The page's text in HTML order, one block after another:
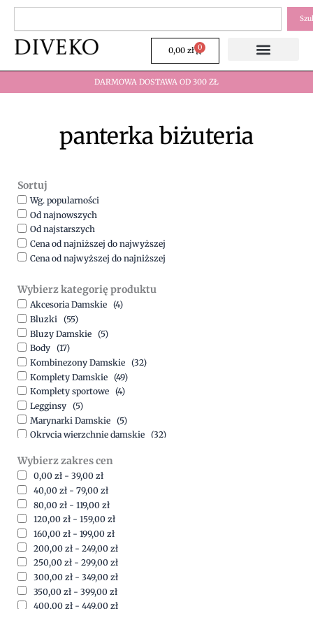
Przejdź
treści
0,00 zł 0
Wózek
DARMOWA DOSTAWA OD 300 ZŁ
panterka biżuteria
Sortuj
Wg. popularności
Od najnowszych
Od najstarszych
Cena od najniższej do najwyższej
Cena od najwyższej do najniższej
Wybierz kategorię produktu
Akcesoria Damskie (4)
Bluzki (55)
Bluzy Damskie (5)
Body (17)
Kombinezony Damskie (32)
Komplety Damskie (49)
Komplety sportowe (4)
Legginsy (5)
Marynarki Damskie (5)
Okrycia wierzchnie damskie (32)
Spodnie (15)
Sukienki (41)
Swetry Damskie (19)
Szorty (7)
Wybierz zakres cen
0,00 zł - 39,00 zł
40,00 zł - 79,00 zł
80,00 zł - 119,00 zł
120,00 zł - 159,00 zł
160,00 zł - 199,00 zł
200,00 zł - 249,00 zł
250,00 zł - 299,00 zł
300,00 zł - 349,00 zł
350,00 zł - 399,00 zł
400,00 zł - 449,00 zł